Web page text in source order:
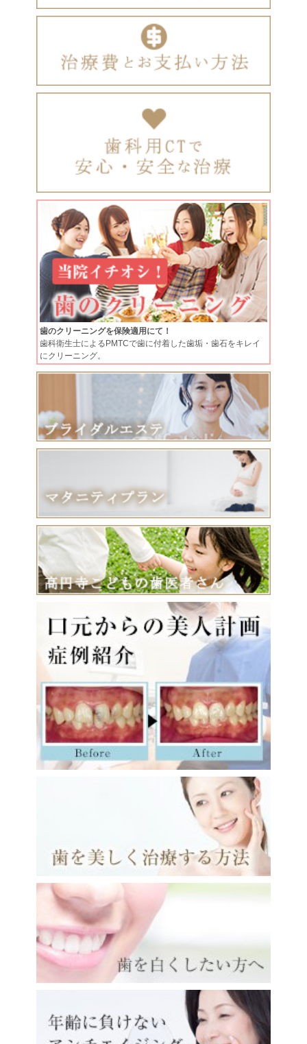
歯のクリーニングを保険適用にて！
歯科衛生士によるPMTCで歯に付着した歯垢・歯石をキレイ
にクリーニング。